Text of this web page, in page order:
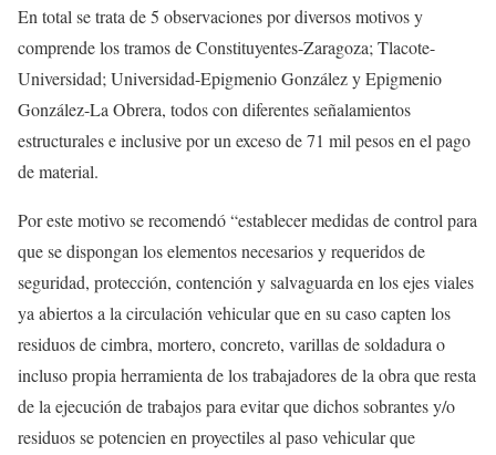
En total se trata de 5 observaciones por diversos motivos y
comprende los tramos de Constituyentes-Zaragoza; Tlacote-
Universidad; Universidad-Epigmenio González y Epigmenio
González-La Obrera, todos con diferentes señalamientos
estructurales e inclusive por un exceso de 71 mil pesos en el pago
de material.
Por este motivo se recomendó “establecer medidas de control para
que se dispongan los elementos necesarios y requeridos de
seguridad, protección, contención y salvaguarda en los ejes viales
ya abiertos a la circulación vehicular que en su caso capten los
residuos de cimbra, mortero, concreto, varillas de soldadura o
incluso propia herramienta de los trabajadores de la obra que resta
de la ejecución de trabajos para evitar que dichos sobrantes y/o
residuos se potencien en proyectiles al paso vehicular que